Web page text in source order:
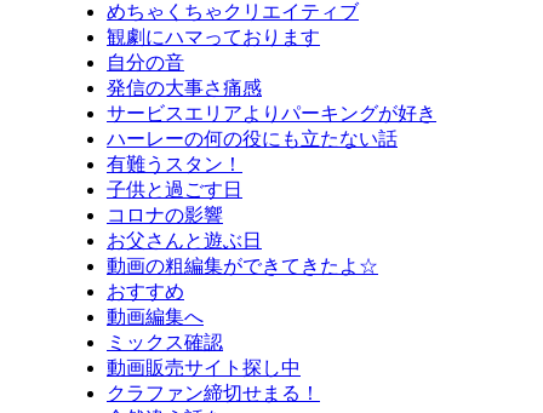
めちゃくちゃクリエイティブ
観劇にハマっております
自分の音
発信の大事さ痛感
サービスエリアよりパーキングが好き
ハーレーの何の役にも立たない話
有難うスタン！
子供と過ごす日
コロナの影響
お父さんと遊ぶ日
動画の粗編集ができてきたよ☆
おすすめ
動画編集へ
ミックス確認
動画販売サイト探し中
クラファン締切せまる！